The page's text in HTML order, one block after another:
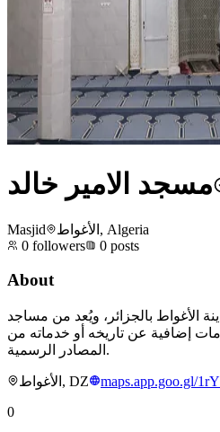
مسجد الامير خالد
Masjid
الأغواط, Algeria
0 followers 0 posts
About
الأغواط بالجزائر، ويُعد من مساجد
إضافية عن تاريخه أو خدماته من
المصادر الرسمية.
الأغواط, DZ
maps.app.goo.gl/
0